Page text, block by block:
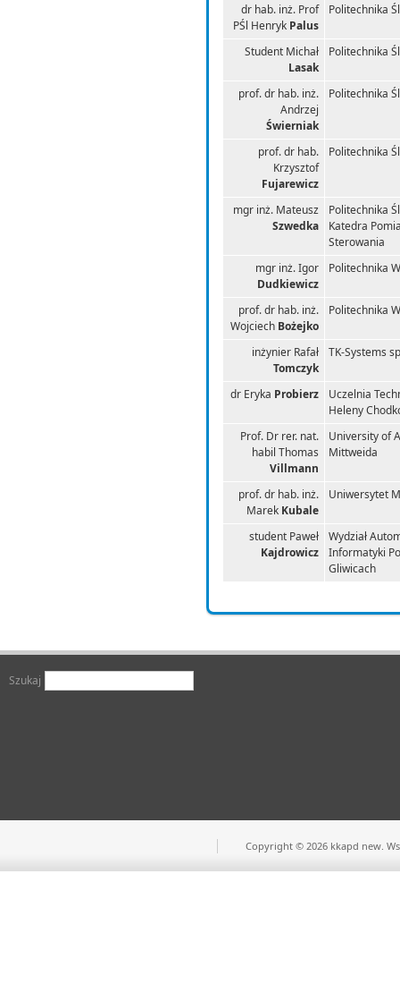
dr hab. inż. Prof
PŚl Henryk Palus
Politechnika
Student Michał
Lasak
Politechnika
prof. dr hab. inż.
Andrzej
Świerniak
Politechnika
prof. dr hab.
Krzysztof
Fujarewicz
Politechnika
mgr inż. Mateusz
Szwedka
Politechnika
Katedra
Sterowania
mgr inż. Igor
Dudkiewicz
Politechnika
prof. dr hab. inż.
Wojciech Bożejko
Politechnika
inżynier Rafał
Tomczyk
TK-Systems
dr Eryka Probierz
Uczelnia
Heleny
Prof. Dr rer. nat.
habil Thomas
Villmann
University of
Mittweida
prof. dr hab. inż.
Marek Kubale
Uniwersytet
student Paweł
Kajdrowicz
Wydział
Informatyki
Gliwicach
Szukaj
Copyright © 2026 kkapd new.